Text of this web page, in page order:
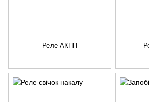
Реле АКПП